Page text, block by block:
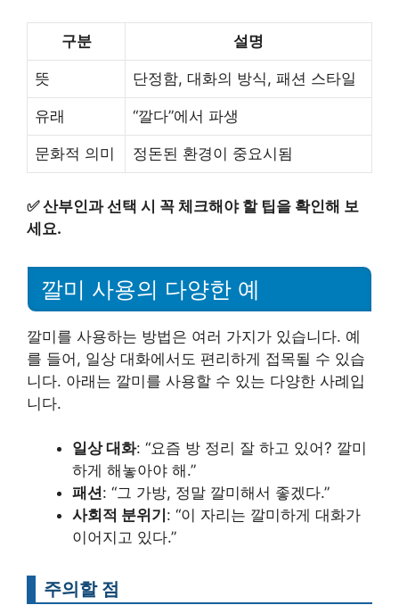
구분 설명
뜻 단정함, 대화의 방식, 패션 스타일
유래 “깔다”에서 파생
문화적 의미 정돈된 환경이 중요시됨
✅산부인과 선택 시 꼭 체크해야 할 팁을 확인해 보
세요.
깔미 사용의 다양한 예
깔미를 사용하는 방법은 여러 가지가 있습니다. 예
를 들어, 일상 대화에서도 편리하게 접목될 수 있습
니다. 아래는 깔미를 사용할 수 있는 다양한 사례입
니다.
일상 대화: “요즘 방 정리 잘 하고 있어? 깔미
하게 해놓아야 해.”
패션: “그 가방, 정말 깔미해서 좋겠다.”
사회적 분위기 : “이 자리는 깔미하게 대화가
이어지고 있다.”
주의할 점